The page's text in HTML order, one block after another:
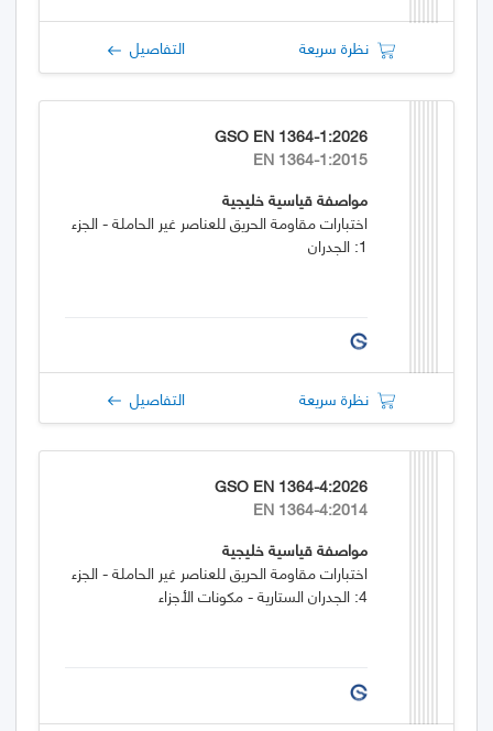
نظرة سريعة التفاصيل
GSO EN 1364-1:2026
EN 1364-1:2015
مواصفة قياسية خليجية
اختبارات مقاومة الحريق للعناصر غير الحاملة - الجزء
1: الجدران
نظرة سريعة التفاصيل
GSO EN 1364-4:2026
EN 1364-4:2014
مواصفة قياسية خليجية
اختبارات مقاومة الحريق للعناصر غير الحاملة - الجزء
4: الجدران الستارية - مكونات الأجزاء